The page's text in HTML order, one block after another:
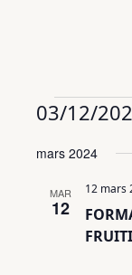
Évènements
03/12/
une
mars 2024
MAR
12
12 mars
e
i
s
t
a
b
o
k
e
d
n